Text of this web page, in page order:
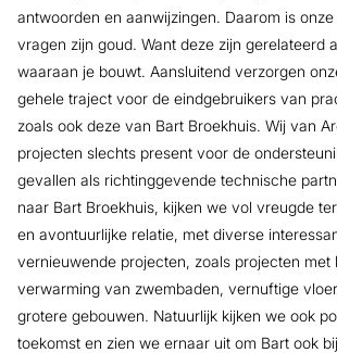
antwoorden en aanwijzingen. Daarom is
vragen zijn goud. Want deze zijn gerelateerd
waaraan je bouwt. Aansluitend verzorgen
gehele traject voor de eindgebruikers van
zoals ook deze van Bart Broekhuis. Wij van
projecten slechts present voor de
gevallen als richtinggevende technische
naar Bart Broekhuis, kijken we vol vreugde
en avontuurlijke relatie, met diverse
vernieuwende projecten, zoals projecten met
verwarming van zwembaden, vernuftige
grotere gebouwen. Natuurlijk kijken we ook
toekomst en zien we ernaar uit om Bart ook